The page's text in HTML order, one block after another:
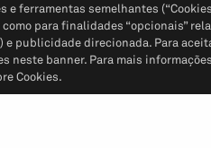
e ferramentas semelhantes
para finalidades “opcionais”
publicidade direcionada. Para
neste banner. Para mais
Cookies.